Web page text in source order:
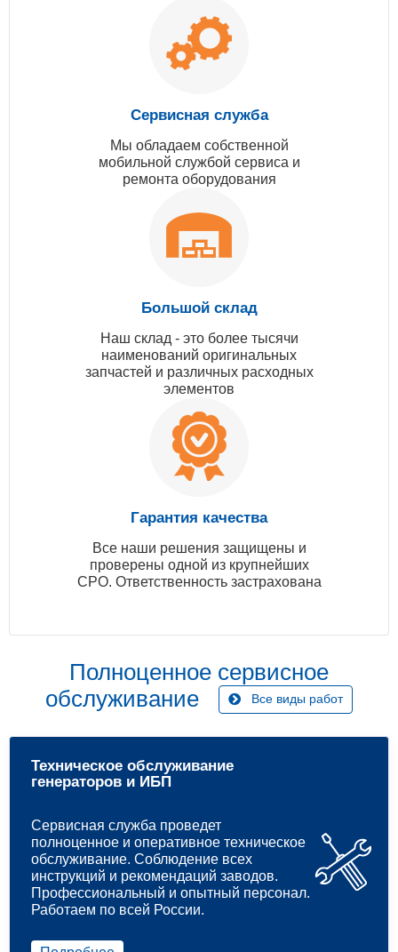
Сервисная служба
Мы обладаем собственной
мобильной службой сервиса и
ремонта оборудования
Большой склад
Наш склад - это более тысячи
наименований оригинальных
запчастей и различных расходных
элементов
Гарантия качества
Все наши решения защищены и
проверены одной из крупнейших
СРО. Ответственность застрахована
Полноценное сервисное
обслуживание
Все виды работ
Техническое обслуживание
генераторов и ИБП
Сервисная служба проведет
полноценное и оперативное техническое
обслуживание. Соблюдение всех
инструкций и рекомендаций заводов.
Профессиональный и опытный персонал.
Работаем по всей России.